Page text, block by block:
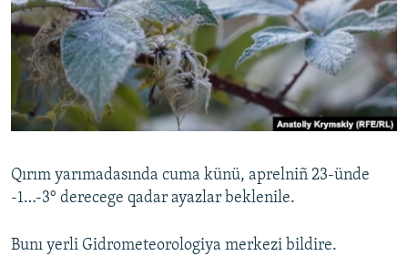
BLOGLAR
FİKİR
Русский
Українською
QOŞULIÑIZ!
Qırım yarımadasında cuma künü, aprelniñ 23-ünde
-1…-3° derecege qadar ayazlar beklenile.
Bunı yerli Gidrometeorologiya merkezi bildire.